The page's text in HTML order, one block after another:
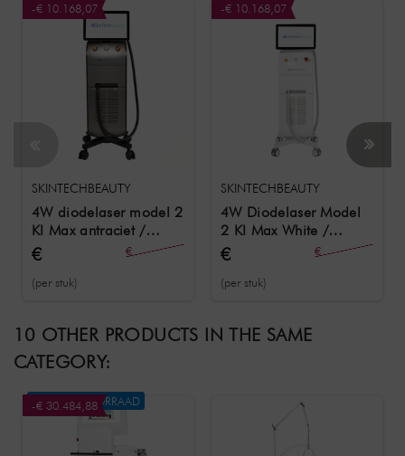
-€ 10.168,07
SKINTECHBEAUTY
4W diodelaser model 2
KI Max antraciet /
krachtige laser van de
allernieuwste generatie
(2026)
€
20.234,45
€
(per stuk)
-€ 10.168,07
SKINTECHBEAUTY
4W Diodelaser Model
2 KI Max White /
Krachtige laser van de
nieuwste generatie
(2026)
€
20.234,45
€
(per stuk)
10 OTHER PRODUCTS IN THE SAME
CATEGORY:
-€ 30.484,88
NIET OP VOORRAAD